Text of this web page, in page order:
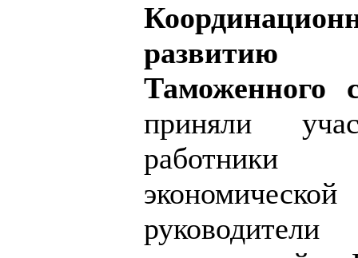
развитию
Таможенного
приняли